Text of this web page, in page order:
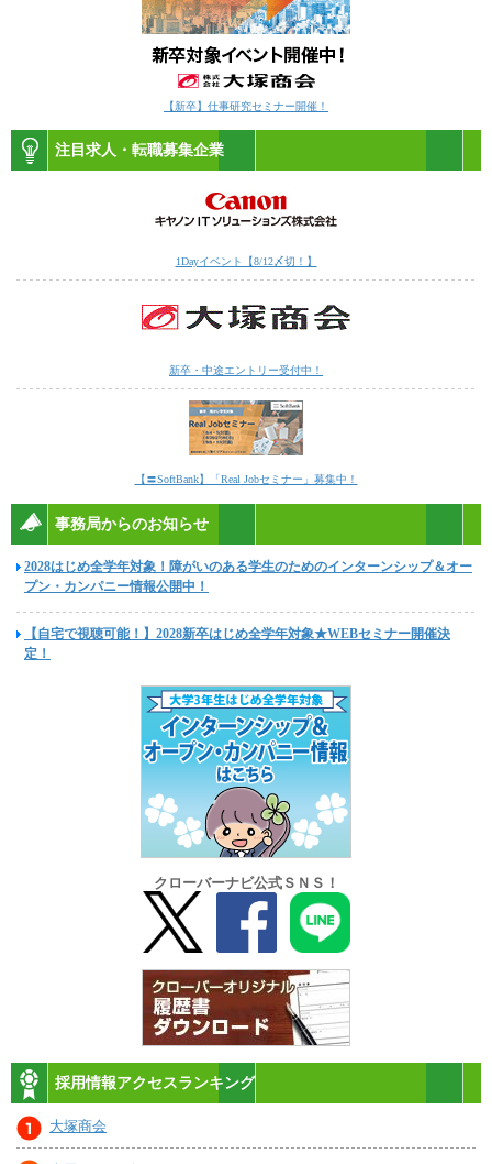
【新卒】仕事研究セミナー開催！
注目求人・転職募集企業
1Dayイベント【8/12〆切！】
新卒・中途エントリー受付中！
【〓SoftBank】「Real Jobセミナー」募集中！
事務局からのお知らせ
2028はじめ全学年対象！障がいのある学生のためのインターンシップ＆オー
プン・カンパニー情報公開中！
【自宅で視聴可能！】2028新卒はじめ全学年対象★WEBセミナー開催決
定！
クローバーナビ公式ＳＮＳ！
採用情報アクセスランキング
大塚商会